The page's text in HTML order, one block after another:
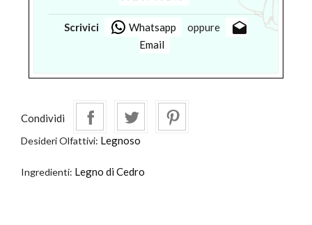
Scrivici Whatsapp oppure drafts
Email
Condividi
Desideri Olfattivi: Legnoso
Ingredienti: Legno di Cedro